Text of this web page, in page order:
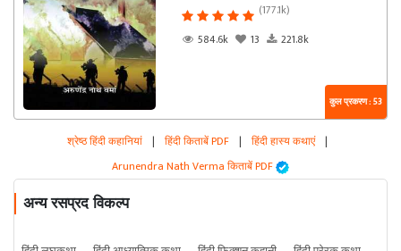
(177.1k)
584.6k
13 221.8k
कुल प्रकरण : 53
श्रेष्ठ हिंदी कहानियां | हिंदी किताबें PDF | हिंदी हास्य कथाएं |
Arunendra Nath Verma किताबें PDF
अन्य रसप्रद विकल्प